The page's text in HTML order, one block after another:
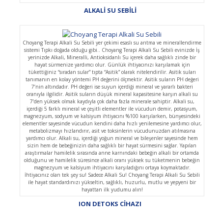
ALKALİ SU SEBİLİ
Choyang Terapi Alkali Su Sebili yer çekimi esaslı su arıtma ve minerallendirme
sistemi Tıpkı doğada olduğu gibi.. Choyang Terapi Alkali Su Sebili evinizde İş
yerinizde Alkali, Mineralli, Antioksidanlı Su içerek daha sağlıklı zinde bir
hayat sürmenize yardımcı olur. Günlük ihtiyacınızı karşılamak için
tükettiğiniz “sıradan sular” tıpta “Asitik” olarak nitelendirilir. Asitik suları
tanımanın en kolay yöntemi PH değerini ölçmektir. Asitik suların PH değeri
7’nin altındadır. PH değeri ise suyun içerdiği mineral ve yararlı bakteri
oranıyla ilgilidir. Asitik suların düşük mineral kapasitesine karşın alkali su
7’den yüksek olmak kaydıyla çok daha fazla minerale sahiptir. Alkali su,
içerdiği 5 farklı mineral ve çeşitli elementler ile vücudun demir, potasyum,
magnezyum, sodyum ve kalsiyum ihtiyacını %100 karşılarken, bünyesindeki
elementler sayesinde vücudun kendini daha hızlı yenilemesine yardımcı olur,
metabolizmayı hızlandırır, asit ve toksinlerin vücudunuzdan atılmasına
yardımcı olur. Alkali su, içerdiği yoğun mineral ve bileşenler sayesinde hem
sizin hem de bebeğinizin daha sağlıklı bir hayat sürmesini sağlar. Yapılan
araştırmalar hamilelik sırasında anne karnındaki bebeğin alkali bir ortamda
olduğunu ve hamilelik süresince alkali oranı yüksek su tüketmenin bebeğin
magnezyum ve kalsiyum ihtiyacını karşıladığını ortaya koymaktadır.
İhtiyacınız olan tek şey su! Sadece Alkali Su! Choyang Terapi Alkali Su Sebili
ile hayat standardınızı yükseltin, sağlıklı, huzurlu, mutlu ve yepyeni bir
hayattan ilk yudumu alın!
ION DETOKS CİHAZI